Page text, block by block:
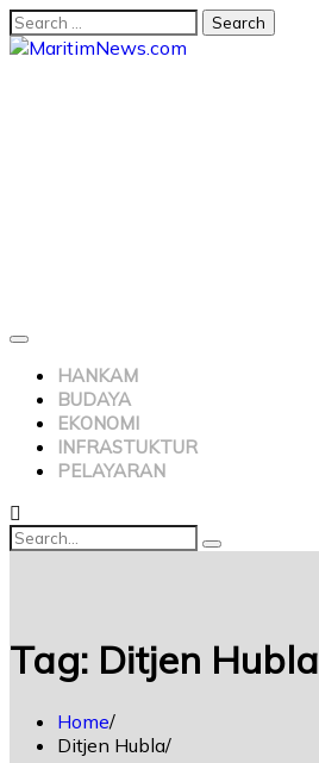
HANKAM
BUDAYA
EKONOMI
INFRASTUKTUR
PELAYARAN
Tag: Ditjen Hubla
Home
Ditjen Hubla